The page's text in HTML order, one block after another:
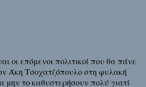
οι επόμενοι πολιτικοί που θα πάνε
Άκη Τσοχατζόπουλο στη φυλακή
το καθυστερήσουν πολύ γιατί